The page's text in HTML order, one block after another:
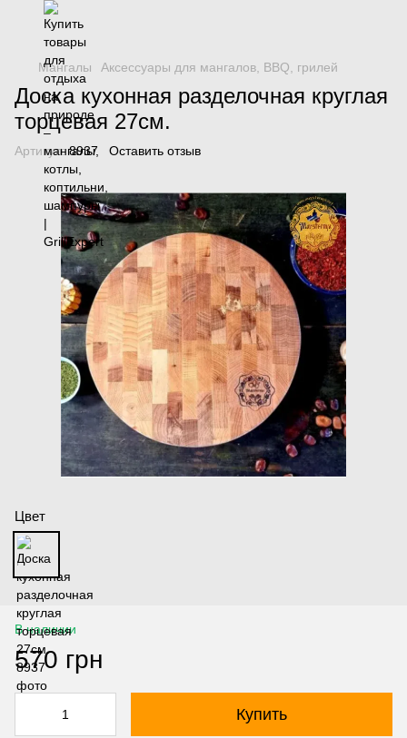
Мангалы Аксессуары для мангалов, BBQ, грилей
Доска кухонная разделочная круглая
торцевая 27см.
Артикул:8937 Оставить отзыв
Цвет
В наличии
570 грн
Купить